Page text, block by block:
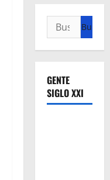
Buscar:
GENTE
SIGLO XXI